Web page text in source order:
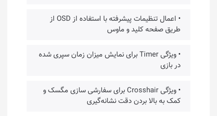
• اعمال تنظیمات پیشرفته با استفاده از OSD از
طریق صفحه کلید و ماوس
• ویژگی Timer برای نمایش میزان زمان سپری شده
در بازی
• ویژگی Crosshair برای سفارشی سازی مگسک و
کمک به بالا بردن دقت نشانه‌گیری